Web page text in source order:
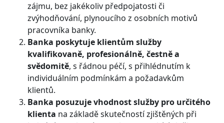
zájmu, bez jakékoliv předpojatosti či
zvýhodňování, plynoucího z osobních motivů
pracovníka banky.
Banka poskytuje klientům služby
kvalifikovaně, profesionálně, čestně a
svědomitě, s řádnou péčí, s přihlédnutím k
individuálním podmínkám a požadavkům
klientů.
Banka posuzuje vhodnost služby pro určitého
klienta na základě skutečností zjištěných při